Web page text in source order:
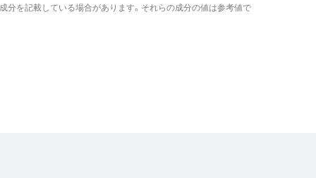
分を記載している場合があります。それらの成分の値は参考値で